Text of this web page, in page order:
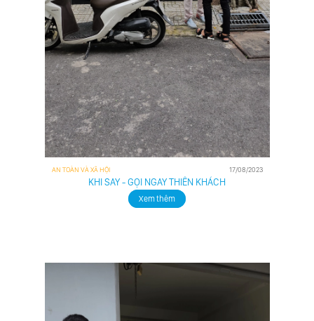
AN TOÀN VÀ XÃ HỘI 17/08/2023
KHI SAY - GỌI NGAY THIÊN KHÁCH
Xem thêm